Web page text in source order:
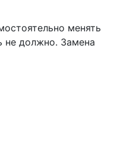
менять
не должно. Замена